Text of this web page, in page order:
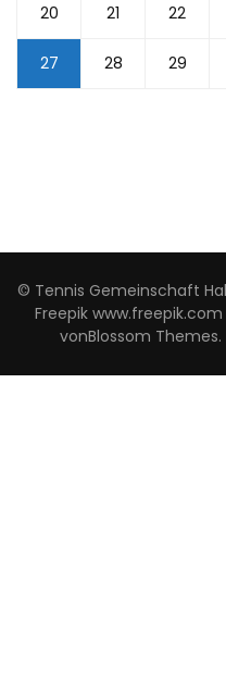
20 21 22
27 28 29
© Tennis Gemeinschaft
Freepik www.freepik.com
vonBlossom Themes